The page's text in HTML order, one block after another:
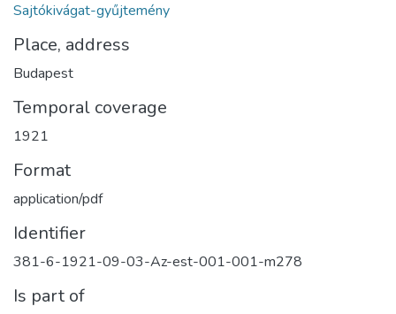
Sajtókivágat-gyűjtemény
Place, address
Budapest
Temporal coverage
1921
Format
application/pdf
Identifier
381-6-1921-09-03-Az-est-001-001-m278
Is part of